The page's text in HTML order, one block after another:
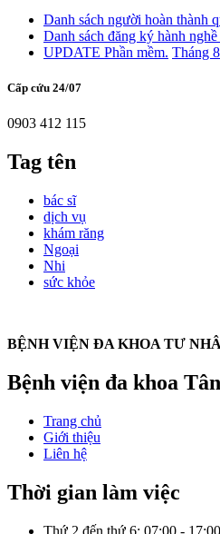
Danh sách người hoàn thành
Danh sách đăng ký hành
UPDATE Phần mềm. Tháng
Cấp cứu 24/07
0903 412 115
Tag tên
bác sĩ
dịch vụ
khám răng
Ngoại
Nhi
sức khỏe
BỆNH VIỆN ĐA KHOA TƯ
Bệnh viện đa khoa
Trang chủ
Giới thiệu
Liên hệ
Thời gian làm việc
Thứ 2 đến thứ 6: 07:00 - 17:00